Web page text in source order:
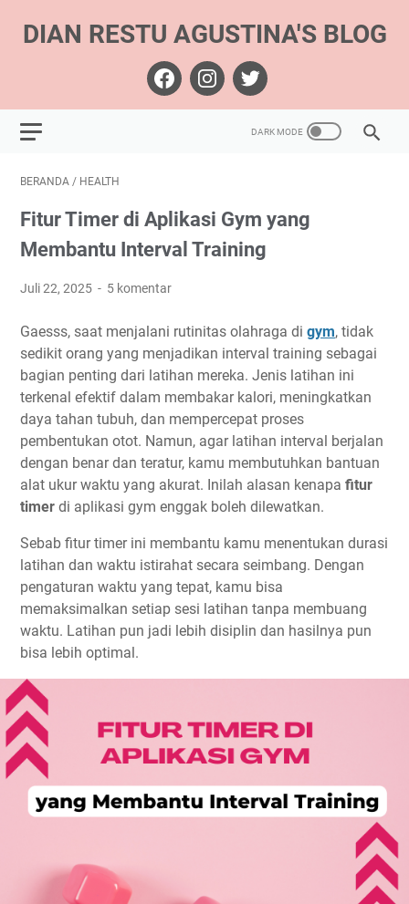
DIAN RESTU AGUSTINA'S BLOG
BERANDA / HEALTH
Fitur Timer di Aplikasi Gym yang
Membantu Interval Training
Juli 22, 2025 5 komentar
Gaesss, saat menjalani rutinitas olahraga di gym, tidak
sedikit orang yang menjadikan interval training sebagai
bagian penting dari latihan mereka. Jenis latihan ini
terkenal efektif dalam membakar kalori, meningkatkan
daya tahan tubuh, dan mempercepat proses
pembentukan otot. Namun, agar latihan interval berjalan
dengan benar dan teratur, kamu membutuhkan bantuan
alat ukur waktu yang akurat. Inilah alasan kenapa fitur
timer di aplikasi gym enggak boleh dilewatkan.
Sebab fitur timer ini membantu kamu menentukan durasi
latihan dan waktu istirahat secara seimbang. Dengan
pengaturan waktu yang tepat, kamu bisa
memaksimalkan setiap sesi latihan tanpa membuang
waktu. Latihan pun jadi lebih disiplin dan hasilnya pun
bisa lebih optimal.